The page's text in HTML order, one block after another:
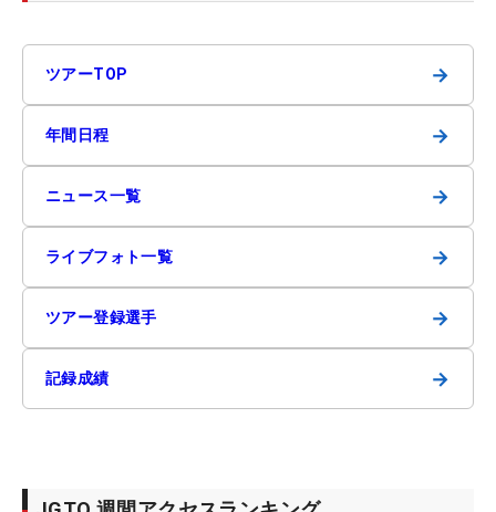
ツアーTOP →
年間日程 →
ニュース一覧 →
ライブフォト一覧 →
ツアー登録選手 →
記録成績 →